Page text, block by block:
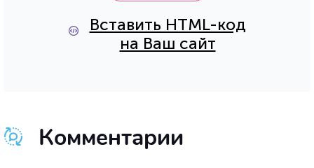
Вставить HTML-код
на Ваш сайт
Комментарии